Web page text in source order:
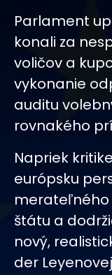
Parlament
konali za
voličov a
vykonanie
auditu
rovnakého
Napriek
európsku
merateľného
štátu a
nový,
der